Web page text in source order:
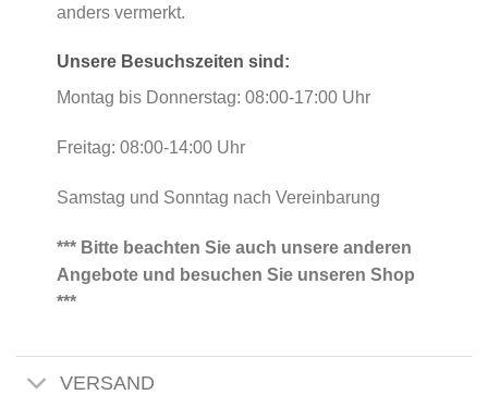
anders vermerkt.
Unsere Besuchszeiten sind:
Montag bis Donnerstag: 08:00-17:00 Uhr
Freitag: 08:00-14:00 Uhr
Samstag und Sonntag nach Vereinbarung
*** Bitte beachten Sie auch unsere anderen
Angebote und besuchen Sie unseren Shop
***
VERSAND